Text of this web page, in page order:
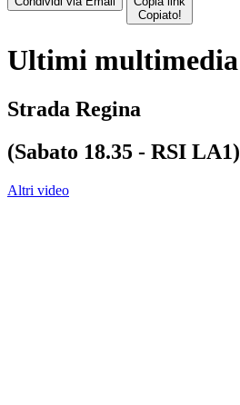
Copiato!
Ultimi multimedia
Strada Regina
(Sabato 18.35 - RSI LA1)
Altri video